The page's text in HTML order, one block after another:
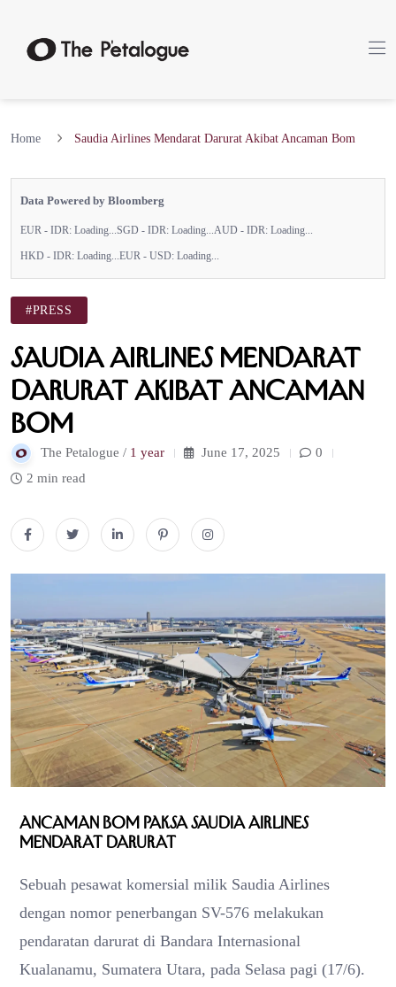
Home Saudia Airlines Mendarat Darurat Akibat Ancaman Bom
Data Powered by Bloomberg
EUR - IDR: Loading... SGD - IDR: Loading... AUD - IDR: Loading...
HKD - IDR: Loading... EUR - USD: Loading...
#PRESS
Saudia Airlines Mendarat
Darurat Akibat Ancaman
Bom
The Petalogue / 1 year June 17, 2025
0
2 min read
Ancaman Bom Paksa Saudia Airlines
Mendarat Darurat
Sebuah pesawat komersial milik Saudia Airlines
dengan nomor penerbangan SV-576 melakukan
pendaratan darurat di Bandara Internasional
Kualanamu, Sumatera Utara, pada Selasa pagi (17/6).